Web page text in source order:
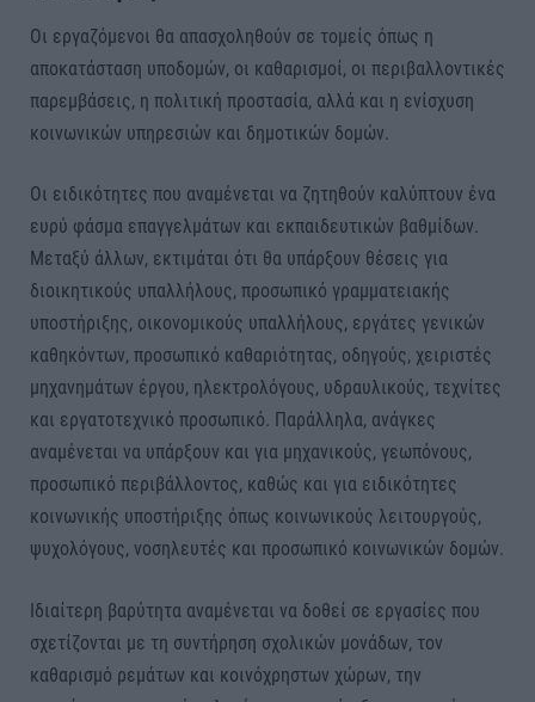
Οι εργαζόμενοι θα απασχοληθούν σε τομείς όπως η
αποκατάσταση υποδομών, οι καθαρισμοί, οι περιβαλλοντικές
παρεμβάσεις, η πολιτική προστασία, αλλά και η ενίσχυση
κοινωνικών υπηρεσιών και δημοτικών δομών.
Οι ειδικότητες που αναμένεται να ζητηθούν καλύπτουν ένα
ευρύ φάσμα επαγγελμάτων και εκπαιδευτικών βαθμίδων.
Μεταξύ άλλων, εκτιμάται ότι θα υπάρξουν θέσεις για
διοικητικούς υπαλλήλους, προσωπικό γραμματειακής
υποστήριξης, οικονομικούς υπαλλήλους, εργάτες γενικών
καθηκόντων, προσωπικό καθαριότητας, οδηγούς, χειριστές
μηχανημάτων έργου, ηλεκτρολόγους, υδραυλικούς, τεχνίτες
και εργατοτεχνικό προσωπικό. Παράλληλα, ανάγκες
αναμένεται να υπάρξουν και για μηχανικούς, γεωπόνους,
προσωπικό περιβάλλοντος, καθώς και για ειδικότητες
κοινωνικής υποστήριξης όπως κοινωνικούς λειτουργούς,
ψυχολόγους, νοσηλευτές και προσωπικό κοινωνικών δομών.
Ιδιαίτερη βαρύτητα αναμένεται να δοθεί σε εργασίες που
σχετίζονται με τη συντήρηση σχολικών μονάδων, τον
καθαρισμό ρεμάτων και κοινόχρηστων χώρων, την